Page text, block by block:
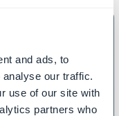
and ads, to
our traffic.
use of our site with
partners who
Fehlerseite